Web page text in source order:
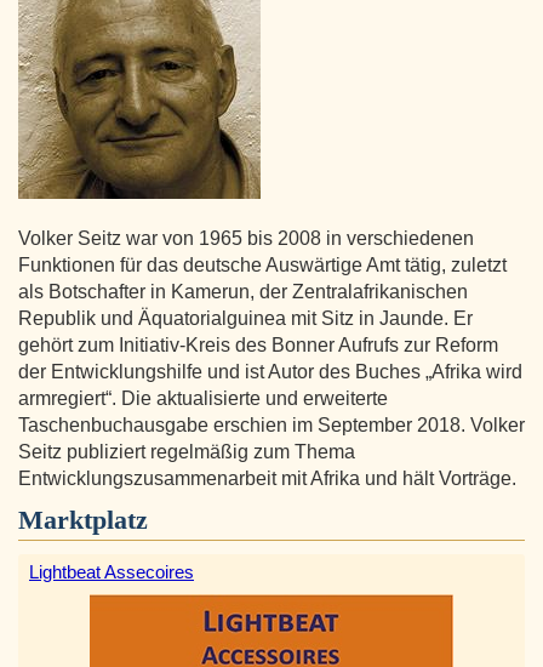
Volker Seitz war von 1965 bis 2008 in verschiedenen
Funktionen für das deutsche Auswärtige Amt tätig, zuletzt
als Botschafter in Kamerun, der Zentralafrikanischen
Republik und Äquatorialguinea mit Sitz in Jaunde. Er
gehört zum Initiativ-Kreis des Bonner Aufrufs zur Reform
der Entwicklungshilfe und ist Autor des Buches „Afrika wird
armregiert“. Die aktualisierte und erweiterte
Taschenbuchausgabe erschien im September 2018. Volker
Seitz publiziert regelmäßig zum Thema
Entwicklungszusammenarbeit mit Afrika und hält Vorträge.
Marktplatz
Lightbeat Assecoires